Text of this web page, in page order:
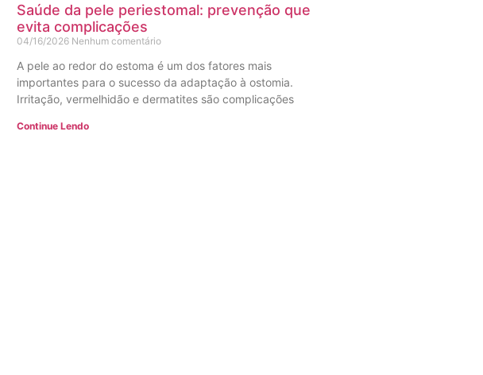
Saúde da pele periestomal: prevenção que
evita complicações
04/16/2026 Nenhum comentário
A pele ao redor do estoma é um dos fatores mais
importantes para o sucesso da adaptação à ostomia.
Irritação, vermelhidão e dermatites são complicações
Continue Lendo